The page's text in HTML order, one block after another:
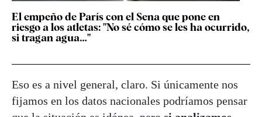
El empeño de París con el Sena que pone en
riesgo a los atletas: "No sé cómo se les ha ocurrido,
si tragan agua…"
Eso es a nivel general, claro. Si únicamente nos
fijamos en los datos nacionales podríamos pensar